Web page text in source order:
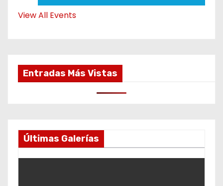
View All Events
Entradas Más Vistas
Últimas Galerías